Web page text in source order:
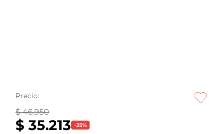
Precio:
$ 46.950
$ 35.213 -25%